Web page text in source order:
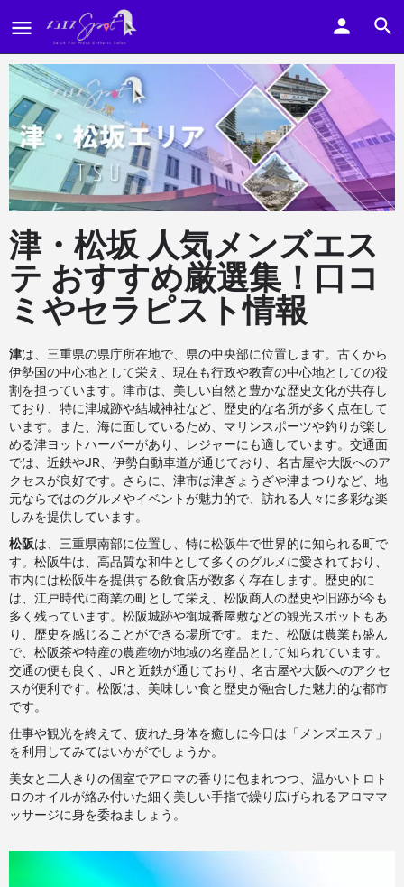
津・松坂 人気メンズエス
テ おすすめ厳選集！口コ
ミやセラピスト情報
津は、三重県の県庁所在地で、県の中央部に位置します。古くから
伊勢国の中心地として栄え、現在も行政や教育の中心地としての役
割を担っています。津市は、美しい自然と豊かな歴史文化が共存し
ており、特に津城跡や結城神社など、歴史的な名所が多く点在して
います。また、海に面しているため、マリンスポーツや釣りが楽し
める津ヨットハーバーがあり、レジャーにも適しています。交通面
では、近鉄やJR、伊勢自動車道が通じており、名古屋や大阪へのア
クセスが良好です。さらに、津市は津ぎょうざや津まつりなど、地
元ならではのグルメやイベントが魅力的で、訪れる人々に多彩な楽
しみを提供しています。
松阪は、三重県南部に位置し、特に松阪牛で世界的に知られる町で
す。松阪牛は、高品質な和牛として多くのグルメに愛されており、
市内には松阪牛を提供する飲食店が数多く存在します。歴史的に
は、江戸時代に商業の町として栄え、松阪商人の歴史や旧跡が今も
多く残っています。松阪城跡や御城番屋敷などの観光スポットもあ
り、歴史を感じることができる場所です。また、松阪は農業も盛ん
で、松阪茶や特産の農産物が地域の名産品として知られています。
交通の便も良く、JRと近鉄が通じており、名古屋や大阪へのアクセ
スが便利です。松阪は、美味しい食と歴史が融合した魅力的な都市
です。
仕事や観光を終えて、疲れた身体を癒しに今日は「 メンズエステ 」
を利用してみてはいかがでしょうか。
美女と二人きりの個室でアロマの香りに包まれつつ、温かいトロト
ロのオイルが絡み付いた細く美しい手指で繰り広げられるアロママ
ッサージに身を委ねましょう。